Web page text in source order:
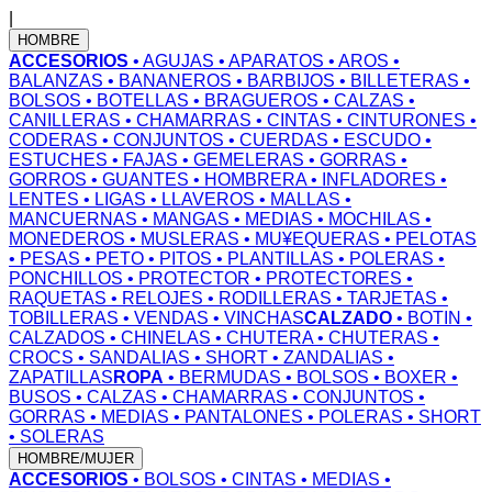
HOMBRE
ACCESORIOS • AGUJAS • APARATOS • AROS •
BALANZAS • BANANEROS • BARBIJOS • BILLETERAS •
BOLSOS • BOTELLAS • BRAGUEROS • CALZAS •
CANILLERAS • CHAMARRAS • CINTAS • CINTURONES •
CODERAS • CONJUNTOS • CUERDAS • ESCUDO •
ESTUCHES • FAJAS • GEMELERAS • GORRAS •
GORROS • GUANTES • HOMBRERA• INFLADORES •
LENTES • LIGAS • LLAVEROS • MALLAS •
MANCUERNAS • MANGAS • MEDIAS • MOCHILAS •
MONEDEROS • MUSLERAS • MU¥EQUERAS • PELOTAS
• PESAS • PETO • PITOS • PLANTILLAS • POLERAS •
PONCHILLOS • PROTECTOR • PROTECTORES •
RAQUETAS • RELOJES • RODILLERAS • TARJETAS •
TOBILLERAS • VENDAS • VINCHASCALZADO • BOTIN •
CALZADOS • CHINELAS • CHUTERA• CHUTERAS •
CROCS • SANDALIAS • SHORT • ZANDALIAS •
ZAPATILLAS ROPA • BERMUDAS • BOLSOS • BOXER •
BUSOS • CALZAS • CHAMARRAS • CONJUNTOS •
GORRAS • MEDIAS • PANTALONES • POLERAS • SHORT
• SOLERAS
HOMBRE/MUJER
ACCESORIOS • BOLSOS • CINTAS • MEDIAS •